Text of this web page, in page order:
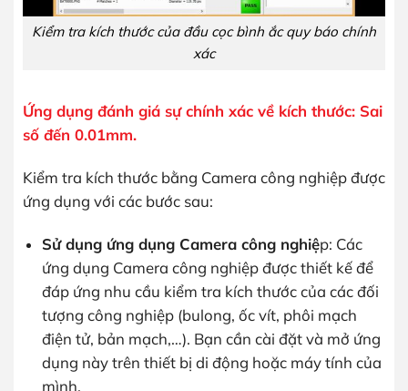
Kiểm tra kích thước của đầu cọc bình ắc quy báo chính
xác
Ứng dụng đánh giá sự chính xác về kích thước: Sai
số đến 0.01mm.
Kiểm tra kích thước bằng Camera công nghiệp được
ứng dụng với các bước sau:
Sử dụng ứng dụng Camera công nghiệp: Các
ứng dụng Camera công nghiệp được thiết kế để
đáp ứng nhu cầu kiểm tra kích thước của các đối
tượng công nghiệp (bulong, ốc vít, phôi mạch
điện tử, bản mạch,…). Bạn cần cài đặt và mở ứng
dụng này trên thiết bị di động hoặc máy tính của
mình.